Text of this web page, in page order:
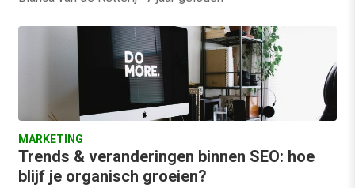
MARKETING
Trends & veranderingen binnen SEO: hoe
blijf je organisch groeien?